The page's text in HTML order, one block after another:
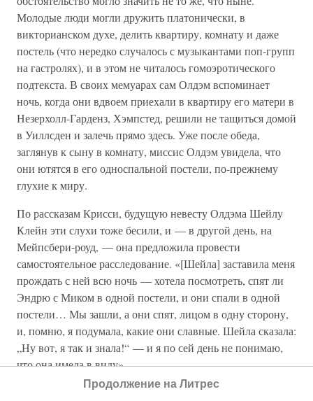
Молодые люди могли дружить платонически, в
викторианском духе, делить квартиру, комнату и даже
постель (что нередко случалось с музыкантами поп-групп
на гастролях), и в этом не читалось гомоэротического
подтекста. В своих мемуарах сам Олдэм вспоминает
ночь, когда они вдвоем приехали в квартиру его матери в
Незерхолл-Гарденз, Хэмпстед, решили не тащиться домой
в Уиллсден и залечь прямо здесь. Уже после обеда,
заглянув к сыну в комнату, миссис Олдэм увидела, что
они ютятся в его односпальной постели, по-прежнему
глухие к миру.
По рассказам Крисси, будущую невесту Олдэма Шейлу
Клейн эти слухи тоже бесили, и — в другой день, на
Мейпсбери-роуд, — она предложила провести
самостоятельное расследование. «[Шейла] заставила меня
прождать с ней всю ночь — хотела посмотреть, спят ли
Эндрю с Миком в одной постели, и они спали в одной
постели… Мы зашли, а они спят, лицом в одну сторону,
и, помню, я подумала, какие они славные. Шейла сказала:
„Ну вот, я так и знала!“ — и я по сей день не понимаю,
что она имела в виду».
Продолжение на Литрес